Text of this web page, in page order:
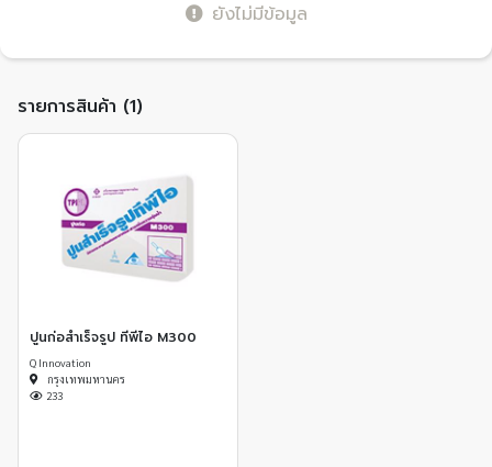
ยังไม่มีข้อมูล
รายการสินค้า (1)
ปูนก่อสำเร็จรูป ทีพีไอ M300
Q Innovation
กรุงเทพมหานคร
233